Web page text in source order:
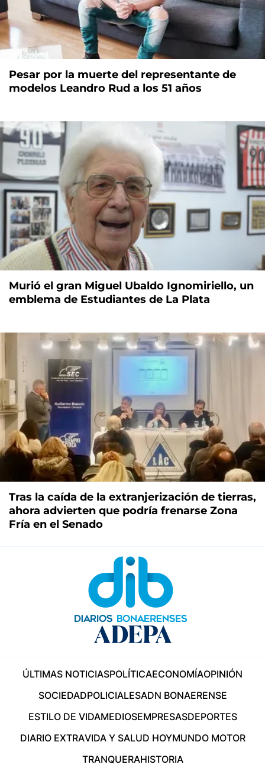
Pesar por la muerte del representante de
modelos Leandro Rud a los 51 años
Murió el gran Miguel Ubaldo Ignomiriello, un
emblema de Estudiantes de La Plata
Tras la caída de la extranjerización de tierras,
ahora advierten que podría frenarse Zona
Fría en el Senado
ÚLTIMAS NOTICIASPOLÍTICAECONOMÍAOPINIÓN
SOCIEDADPOLICIALESADN BONAERENSE
ESTILO DE VIDAMEDIOSEMPRESASDEPORTES
DIARIO EXTRAVIDA Y SALUD HOYMUNDO MOTOR
TRANQUERAHISTORIA